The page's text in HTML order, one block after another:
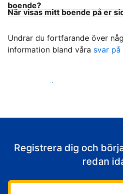
boende?
När visas mitt boende på er
Undrar du fortfarande över
information bland våra svar
Börja ta emot gäster
Registrera dig och
redan